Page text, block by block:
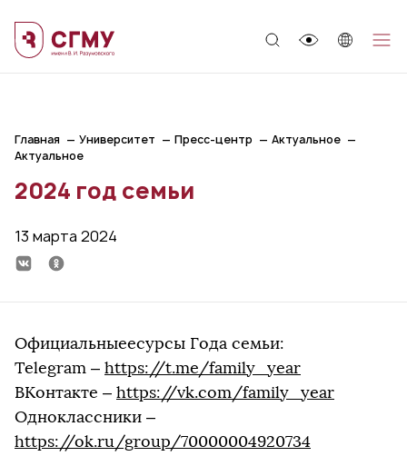
Главная Университет Пресс-центр
Актуальное
Актуальное
2024 год семьи
13 марта 2024
Официальныеесурсы Года семьи:
Telegram – https://t.me/family_year
ВКонтакте – https://vk.com/family_year
Одноклассники –
https://ok.ru/group/70000004920734